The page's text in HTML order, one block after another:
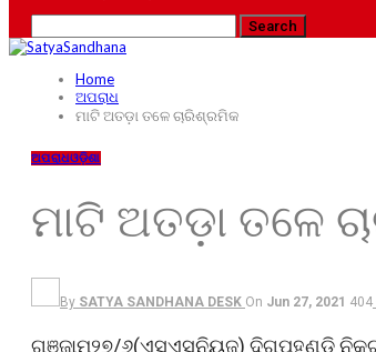
Home
ଅପରାଧ
ମାଟି ଅତଡ଼ା ତଳେ ଚାରିଶ୍ରମିକ
ଅପରାଧଓଡ଼ିଶା
ମାଟି ଅତଡ଼ା ତଳେ
By SATYA SANDHANA DESK On Jun 27, 2021 404
ଗଞ୍ଜାମ୨୭/୬(ଏସଏସନିୟୁଜ) ଦିଗପହଣ୍ଡି ନିକଟ